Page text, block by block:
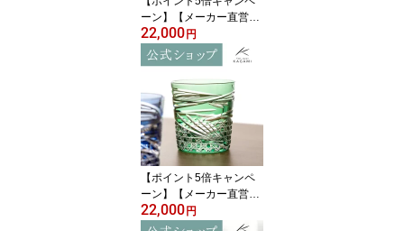
ーン】【メーカー直営
店】江戸切子 カガミクリ
スタル タンブラーKAGA
MI T777-3028-CMP ＜麻
の葉＞ハイボールグラス
ビールグラス 名入れ ギ
フト贈答品 送別品 退職
記念品 結婚祝 内祝父の
日 母の日 古希祝 敬老の
日
22,000円
【ポイント5倍キャンペ
ーン】【メーカー直営
店】カガミクリスタル 江
戸切子KAGAMI T577-29
22,000円